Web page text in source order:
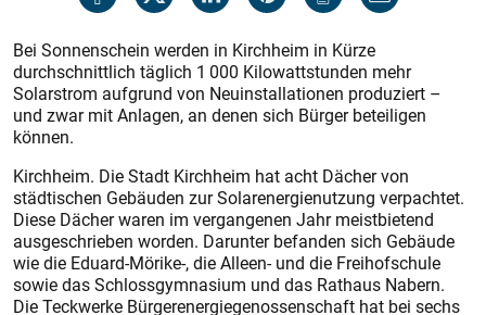
Bei Sonnenschein werden in Kirchheim in Kürze
durchschnittlich täglich 1 000 Kilowattstunden mehr
Solarstrom aufgrund von Neuinstallationen produziert –
und zwar mit Anlagen, an denen sich Bürger beteiligen
können.
Kirchheim. Die Stadt Kirchheim hat acht Dächer von
städtischen Gebäuden zur Solarenergienutzung verpachtet.
Diese Dächer waren im vergangenen Jahr meistbietend
ausgeschrieben worden. Darunter befanden sich Gebäude
wie die Eduard-Mörike-, die Alleen- und die Freihofschule
sowie das Schlossgymnasium und das Rathaus Nabern.
Die Teckwerke Bürgerenergiegenossenschaft hat bei sechs